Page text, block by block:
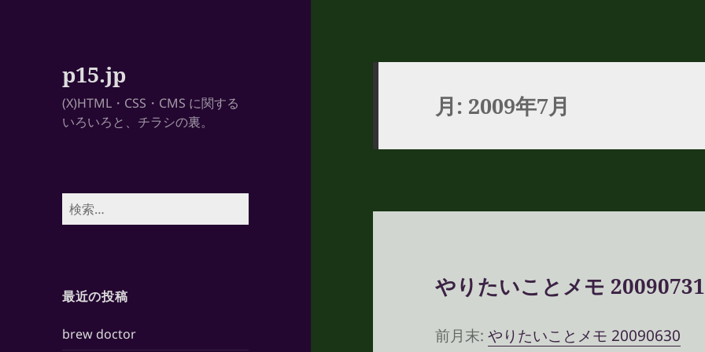
p15.jp
(X)HTML・CSS・CMS に関する
いろいろと、チラシの裏。
検
索:
最近の投稿
brew doctor
月: 2009年7月
やりたいことメモ 20090731
前月末:やりたいことメモ 20090630